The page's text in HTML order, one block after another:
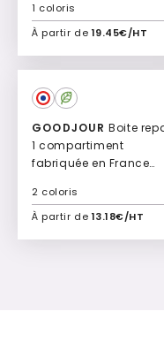
À partir de 19.45€/HT
1 coloris
Ajouter à mon devis
GOODJOUR Boite repas
1 compartiment
fabriquée en France
À partir de 13.18€/HT
2 coloris
Ajouter à mon devis